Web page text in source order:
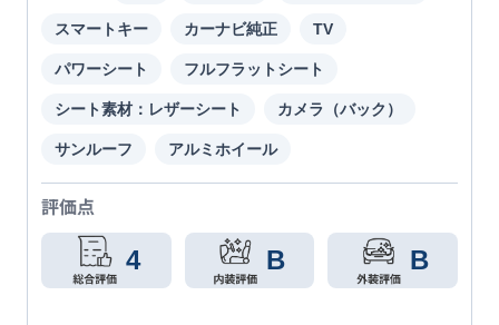
スマートキー カーナビ純正 TV
パワーシート フルフラットシート
シート素材：レザーシート カメラ（バック）
サンルーフ アルミホイール
評価点
4 B B